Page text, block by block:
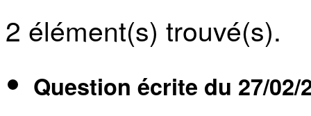
2 élément(s) trouvé(s).
Question écrite du 27/02/